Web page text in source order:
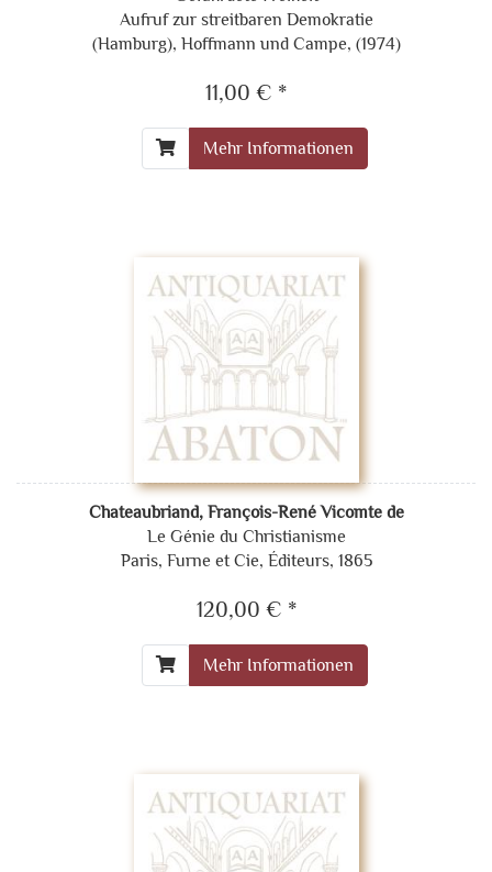
Aufruf zur streitbaren Demokratie
(Hamburg), Hoffmann und Campe, (1974)
11,00 € *
Mehr Informationen
Chateaubriand, François-René Vicomte de
Le Génie du Christianisme
Paris, Furne et Cie, Éditeurs, 1865
120,00 € *
Mehr Informationen